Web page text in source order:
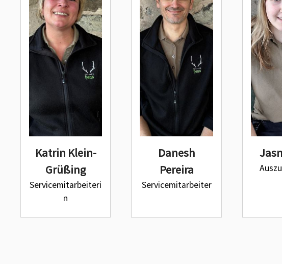
Katrin Klein-
Grüßing
Servicemitarbeiteri
n
Danesh
Pereira
Servicemitarbeiter